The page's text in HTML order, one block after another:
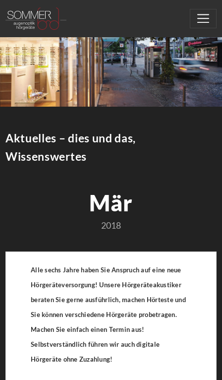
Aktuelles – dies und das,
Wissenswertes
Mär
2018
Alle sechs Jahre haben Sie Anspruch auf eine neue
Hörgeräteversorgung! Unsere Hörgeräteakustiker
beraten Sie gerne ausführlich, machen Hörteste und
Sie können verschiedene Hörgeräte probetragen.
Machen Sie einfach einen Termin aus!
Selbstverständlich führen wir auch digitale
Hörgeräte ohne Zuzahlung!